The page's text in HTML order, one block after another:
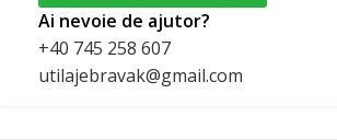
Ai nevoie de ajutor?
+40 745 258 607
utilajebravak@gmail.com